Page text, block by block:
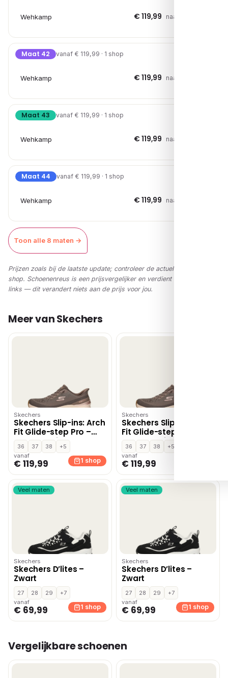
Wehkamp € 119,99 naar shop →
Maat 42 vanaf € 119,99 · 1 shop
Wehkamp € 119,99 naar shop →
Maat 43 vanaf € 119,99 · 1 shop
Wehkamp € 119,99 naar shop →
Maat 44 vanaf € 119,99 · 1 shop
Wehkamp € 119,99 naar shop →
Toon alle 8 maten →
Prijzen zoals bij de laatste update; controleer de actuele prijs in de
shop. Schoenenreus is een prijsvergelijker en verdient via affiliate-
links — dit verandert niets aan de prijs voor jou.
Meer van Skechers
Skechers
Skechers Slip-ins: Arch
Fit Glide-step Pro –
Donkerbruin
36 37 38
+5
vanaf
€ 119,99 1 shop
Skechers
Skechers Slip-ins: Arch
Fit Glide-step Pro –
Donkerbruin
36 37 38
+5
vanaf
€ 119,99
Veel maten
Skechers
Skechers D’lites –
Zwart
27 28 29
+7
vanaf
€ 69,99 1 shop
Veel maten
Skechers
Skechers D’lites –
Zwart
27 28 29
+7
vanaf
€ 69,99 1 shop
Vergelijkbare schoenen